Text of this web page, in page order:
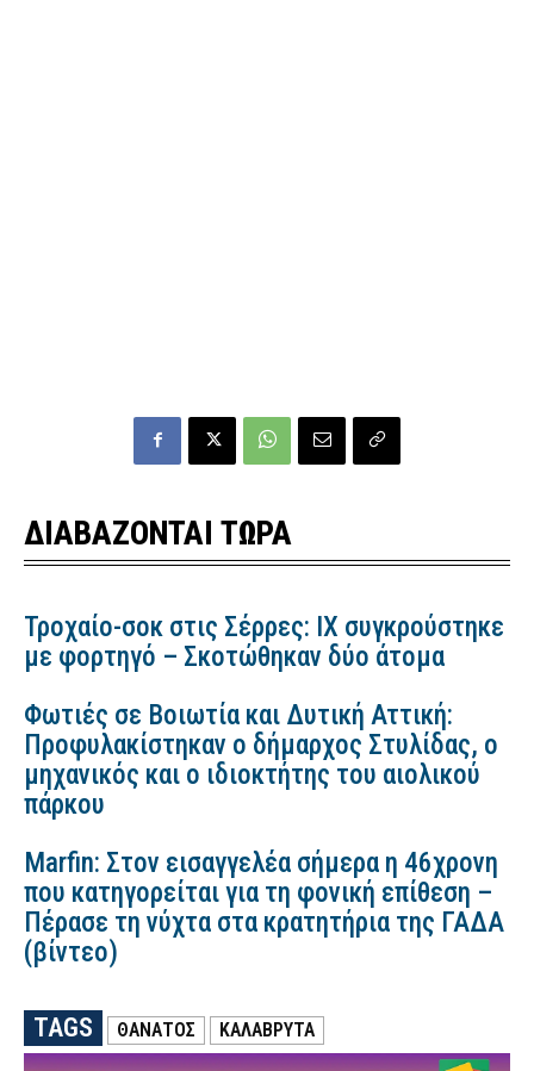
ΔΙΑΒΑΖΟΝΤΑΙ ΤΩΡΑ
Τροχαίο-σοκ στις Σέρρες: ΙΧ συγκρούστηκε
με φορτηγό – Σκοτώθηκαν δύο άτομα
Φωτιές σε Βοιωτία και Δυτική Αττική:
Προφυλακίστηκαν ο δήμαρχος Στυλίδας, ο
μηχανικός και ο ιδιοκτήτης του αιολικού
πάρκου
Marfin: Στον εισαγγελέα σήμερα η 46χρονη
που κατηγορείται για τη φονική επίθεση –
Πέρασε τη νύχτα στα κρατητήρια της ΓΑΔΑ
(βίντεο)
TAGS ΘΑΝΑΤΟΣ ΚΑΛΑΒΡΥΤΑ